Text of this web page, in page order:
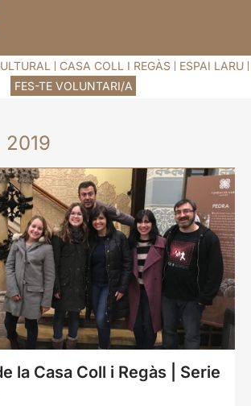
CASA COLL I REGÀS
ESPAI LARU
FES-TE VOLUNTARI/A
2019
la Casa Coll i Regàs | Serie